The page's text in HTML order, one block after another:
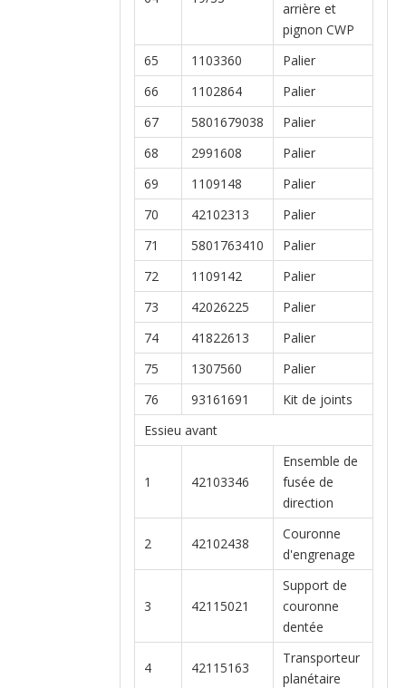
arrière et
pignon CWP
65
1103360
Palier
66
1102864
Palier
67
5801679038
Palier
68
2991608
Palier
69
1109148
Palier
70
42102313
Palier
71
5801763410
Palier
72
1109142
Palier
73
42026225
Palier
74
41822613
Palier
75
1307560
Palier
76
93161691
Kit de joints
Essieu avant
1 42103346
Ensemble de
fusée de
direction
2 42102438
Couronne
d'engrenage
3 42115021
Support de
couronne
dentée
4 42115163
Transporteur
planétaire